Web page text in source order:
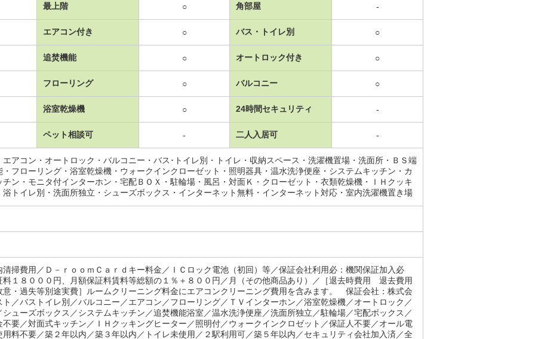
最上階 ○ 角部屋 -
エアコン付き ○ バス・トイレ別 ○
追焚機能 ○ オートロック付き ○
フローリング ○ バルコニー ○
浴室乾燥機 ○ 24時間セキュリティ -
ペット相談可 - 二人入居可 -
エアコン・オートロック・バルコニー・バス･トイレ別・トイレ・収納スペース・洗濯機置場・洗面所・ＢＳ端
・フローリング・浴室乾燥機・ウォークインクローゼット・照明器具・温水洗浄便座・システムキッチン・カ
チン・モニタ付インターホン・宅配ＢＯＸ・駐輪場・風呂・対面Ｋ・クローゼット・衣類乾燥機・ＩＨクッキ
浴トイレ別・洗面所独立・シューズボックス・インターネット無料・インターネット対応・室内洗濯機置き場
清掃費用／Ｄ－ｒｏｏｍＣａｒｄキー料金／ＩＣロック電池（初回）等／保証会社利用必：機関保証加入必
料１８０００円、月額保証料賃料等総額の１％＋８００円／月（その他商品あり）／［退去時費用 退去費用
・過失等別途実費］ルームクリーニング料金にエアコンクリーニング費用を含みます。 保証会社：株式会
ト／バストイレ別／バルコニー／エアコン／フローリング／ＴＶインターホン／浴室乾燥機／オートロック／
シューズボックス／システムキッチン／追焚機能浴室／温水洗浄便座／洗面所独立／駐輪場／宅配ボックス／
不要／対面式キッチン／ＩＨクッキングヒーター／照明付／ウォークインクロゼット／保証人不要／オール電
用料不要／築２年以内／築３年以内／トイレ未使用／２駅利用可／築５年以内／セキュリティ会社加入済／全